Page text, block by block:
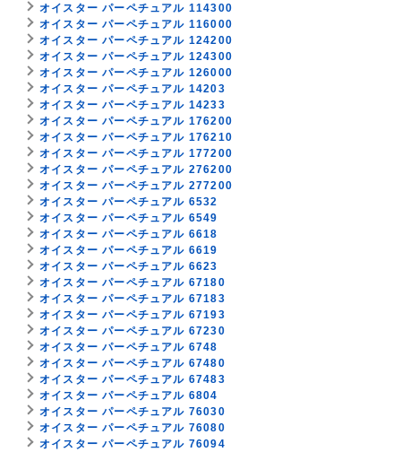
オイスター パーペチュアル 114300
オイスター パーペチュアル 116000
オイスター パーペチュアル 124200
オイスター パーペチュアル 124300
オイスター パーペチュアル 126000
オイスター パーペチュアル 14203
オイスター パーペチュアル 14233
オイスター パーペチュアル 176200
オイスター パーペチュアル 176210
オイスター パーペチュアル 177200
オイスター パーペチュアル 276200
オイスター パーペチュアル 277200
オイスター パーペチュアル 6532
オイスター パーペチュアル 6549
オイスター パーペチュアル 6618
オイスター パーペチュアル 6619
オイスター パーペチュアル 6623
オイスター パーペチュアル 67180
オイスター パーペチュアル 67183
オイスター パーペチュアル 67193
オイスター パーペチュアル 67230
オイスター パーペチュアル 6748
オイスター パーペチュアル 67480
オイスター パーペチュアル 67483
オイスター パーペチュアル 6804
オイスター パーペチュアル 76030
オイスター パーペチュアル 76080
オイスター パーペチュアル 76094